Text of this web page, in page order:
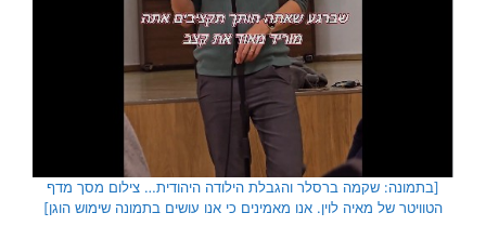
[בתמונה: שקמה ברסלר והגבלת הילודה היהודית… צילום מסך מדף
הטוויטר של מאיה לוין. אנו מאמינים כי אנו עושים בתמונה שימוש הוגן]